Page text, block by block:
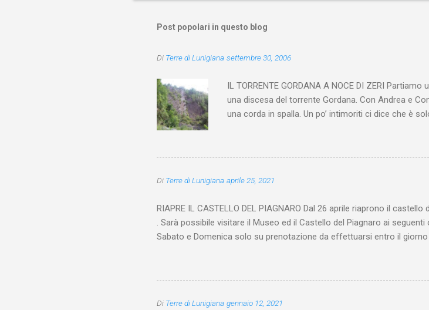
m
n
i
Post popolari in questo blog
Di Terre di Lunigiana settembre 30, 2006
IL TORRENTE GORDANA A NOCE DI ZERI
una discesa del torrente Gordana. Con Andrea e
una corda in spalla. Un po’ intimoriti ci dice che è
accidentata, arriviamo in circa 25-30 minuti a
prima di arrivare al paese (prima anche del
volta preso il sentierino si scende velocemente per
all’estremità del campo, facendo ben attenzione di
Di Terre di Lunigiana aprile 25, 2021
RIAPRE IL CASTELLO DEL PIAGNARO Dal 26 aprile riaprono il
. Sarà possibile visitare il Museo ed il Castello del Piagnaro ai
Sabato e Domenica solo su prenotazione da effettuarsi entro il
in piccoli gruppi formati da 4 persone ogni dieci minuti, per
ed interni sarà consentito esclusivamente a visitatori diversamente
distanziamento sociale di almeno un metro, fatta esclusione per i ...
Di Terre di Lunigiana gennaio 12, 2021